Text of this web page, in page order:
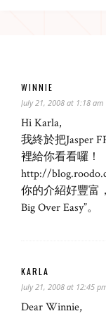
WINNIE
July 21, 2008 at 1:18 am
Hi Karla,
我終於把Jasper
裡給你看看囉！
http://
你的介紹好豐富
Big Over Easy”。
KARLA
July 21, 2008 at 12:45
Dear Winnie,